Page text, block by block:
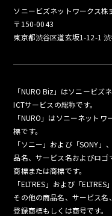
ソニービズネットワークス株
〒150-0043
東京都渋谷区道玄坂1-12-1
「NURO Biz」はソニービズ
ICTサービスの総称です。
「NURO」はソニーネット
標です。
「ソニー」および「SONY
品名、サービス名およびロ
商標または商標です。
「ELTRES」および「
その他の商品名、サービス名
登録商標もしくは商号です。